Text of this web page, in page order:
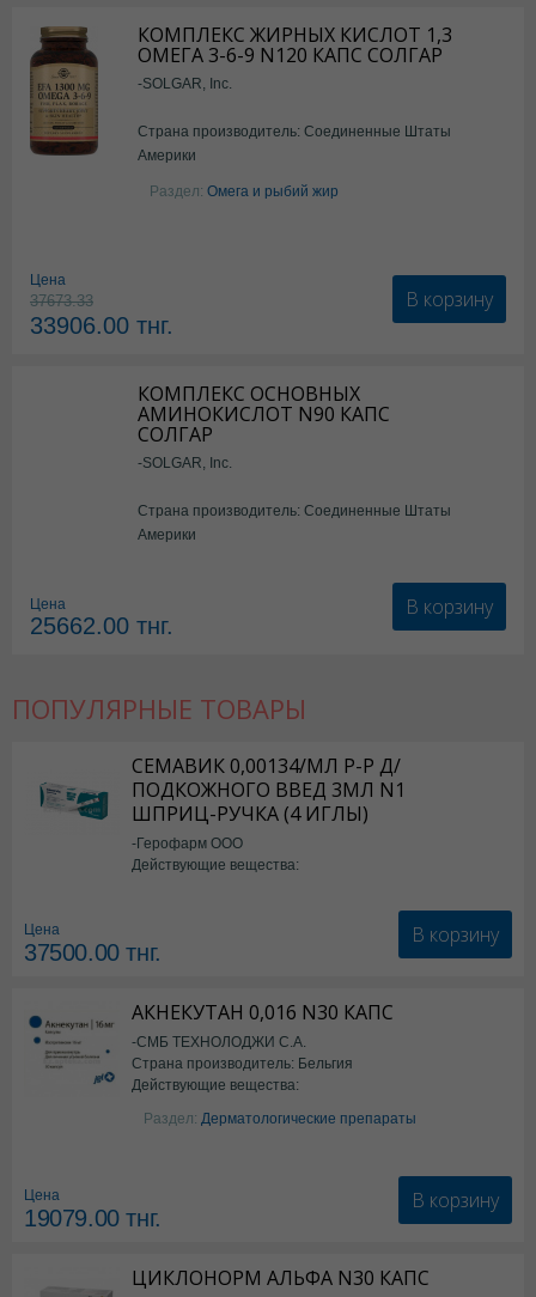
КОМПЛЕКС ЖИРНЫХ КИСЛОТ 1,3
ОМЕГА 3-6-9 N120 КАПС СОЛГАР
-SOLGAR, Inc.
Страна производитель: Соединенные Штаты
Америки
Раздел: Омега и рыбий жир
Цена
37673.33
33906.00 тнг.
В корзину
КОМПЛЕКС ОСНОВНЫХ
АМИНОКИСЛОТ N90 КАПС
СОЛГАР
-SOLGAR, Inc.
Страна производитель: Соединенные Штаты
Америки
Цена
25662.00 тнг.
В корзину
ПОПУЛЯРНЫЕ ТОВАРЫ
СЕМАВИК 0,00134/МЛ Р-Р Д/
ПОДКОЖНОГО ВВЕД 3МЛ N1
ШПРИЦ-РУЧКА (4 ИГЛЫ)
-Герофарм ООО
Действующие вещества:
Цена
37500.00тнг.
В корзину
АКНЕКУТАН 0,016 N30 КАПС
-СМБ ТЕХНОЛОДЖИ С.А.
Страна производитель: Бельгия
Действующие вещества:
Изотретиноин
Раздел: Дерматологические препараты
Цена
19079.00тнг.
В корзину
ЦИКЛОНОРМ АЛЬФА N30 КАПС